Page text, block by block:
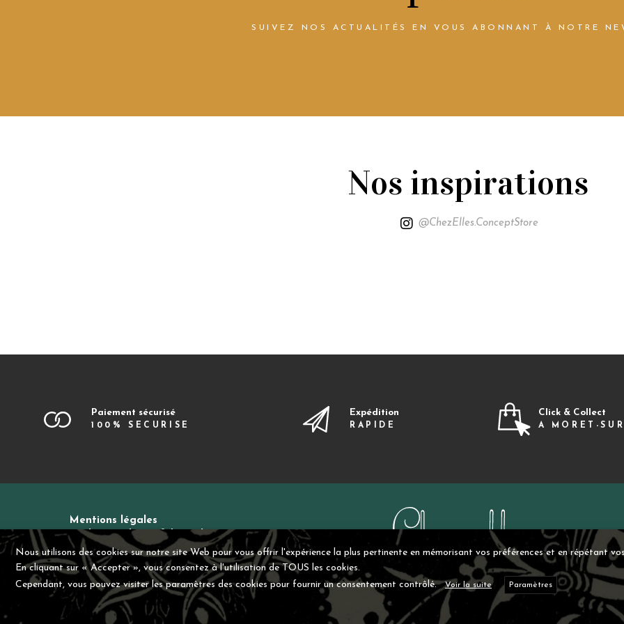
SUIVEZ NOS ACTUALITÉS EN VOUS ABONNANT À NOTRE
Nos inspirations
@ChezElles.ConceptStore
Paiement sécurisé
100% SECURISE
Expédition
RAPIDE
Click & Collect
A MORET-
Mentions légales
Politique de confidentialité
Contact CGV
©Chez Elles 2021 – Tous droits réservés
Nous utilisons des cookies sur notre site Web pour vous offrir l'expérience la plus pertinente en mémorisant vos préférences et en répétant
En cliquant sur « Accepter », vous consentez à l'utilisation de TOUS les cookies.
Cependant, vous pouvez visiter les paramètres des cookies pour fournir un consentement contrôlé.
Voir la suite Paramètres